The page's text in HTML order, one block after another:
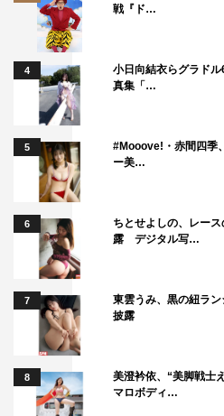
戦『ド…
4
小日向結衣らグラド
真集「…
5
#Mooove!・赤間四季
ー美…
6
ちとせよしの、レー
露 デジタル写…
7
東雲うみ、黒の紐ラ
披露
8
美澄衿依、“美脚戦士
マロボディ…